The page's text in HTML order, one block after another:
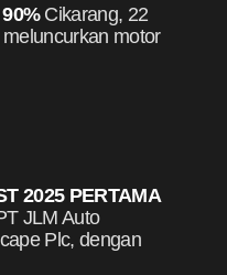
Cikarang, 22
motor
2025 PERTAMA
JLM Auto
Plc, dengan